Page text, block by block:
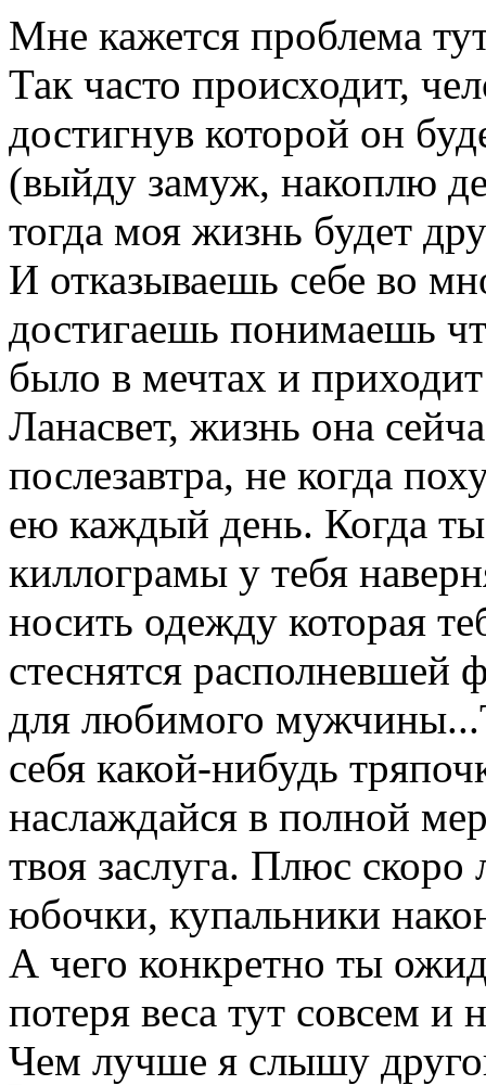
Мне кажется проблема
Так часто происходит,
достигнув которой он
(выйду замуж, накоплю
тогда моя жизнь будет
И отказываешь себе во
достигаешь понимаешь
было в мечтах и
Ланасвет, жизнь она
послезавтра, не когда
ею каждый день. Когда
киллограмы у тебя
носить одежду которая
стеснятся располневшей
для любимого
себя какой-нибудь
наслаждайся в полной
твоя заслуга. Плюс
юбочки, купальники
А чего конкретно ты
потеря веса тут совсем и
Чем лучше я слышу